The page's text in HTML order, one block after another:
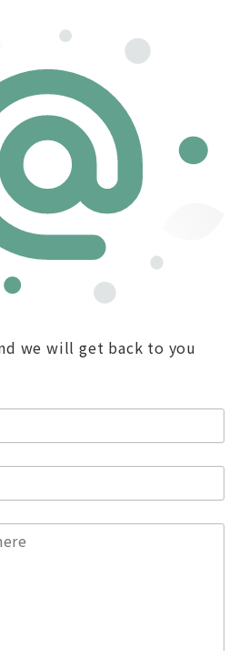
we will get back to you